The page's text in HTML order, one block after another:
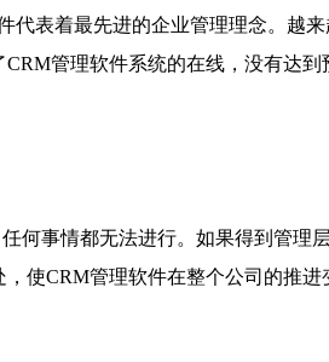
表着最先进的企业管理理念。越
管理软件系统的在线，没有达到
事情都无法进行。如果得到管理
使CRM管理软件在整个公司的推进